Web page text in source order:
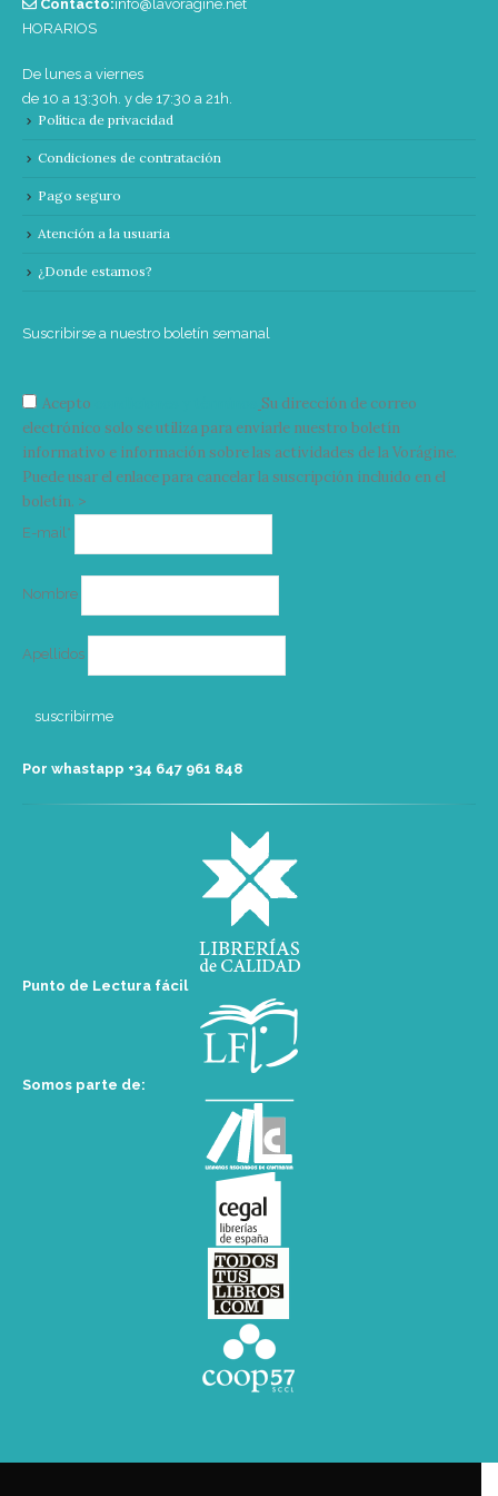
Contacto:info@lavoragine.net
HORARIOS
De lunes a viernes
de 10 a 13:30h. y de 17:30 a 21h.
Política de privacidad
Condiciones de contratación
Pago seguro
Atención a la usuaria
¿Donde estamos?
Suscribirse a nuestro boletín semanal
Acepto
Su dirección de correo
electrónico solo se utiliza para enviarle nuestro boletín
informativo e información sobre las actividades de la Vorágine.
Puede usar el enlace para cancelar la suscripción incluido en el
boletín. >
E-mail*
Nombre
Apellidos
Por whastapp +34 ‭647 961 848‬
Punto de Lectura fácil
Somos parte de: